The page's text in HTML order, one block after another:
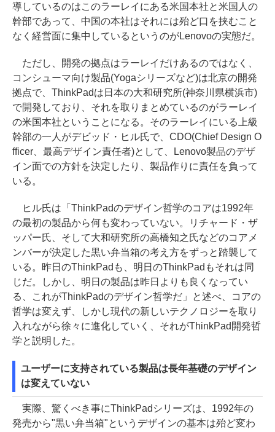
導しているのはこのラーレイにある米国本社と米国人の
幹部であって、中国の本社はそれには殆ど口を挟むこと
なく経営面に集中しているというのがLenovoの実態だ。
ただし、開発の拠点はラーレイだけあるのではなく、
コンシューマ向け製品(Yogaシリーズなど)は北京の開発
拠点で、ThinkPadは日本の大和研究所(神奈川県横浜市)
で開発しており、それを取りまとめているのがラーレイ
の米国本社ということになる。そのラーレイにいる上級
幹部の一人がデビッド・ヒル氏で、CDO(Chief Design O
fficer、最高デザイン責任者)として、Lenovo製品のデザ
イン面での方針を決定したり、製品作りに責任を負って
いる。
ヒル氏は「ThinkPadのデザイン哲学のコアは1992年
の最初の製品から何も変わっていない。リチャード・ザ
ッパー氏、そして大和研究所の高橋知之氏などのコアメ
ンバーが決定した黒い弁当箱の考え方をずっと踏襲して
いる。昨日のThinkPadも、明日のThinkPadもそれは同
じだ。しかし、明日の製品は昨日よりも良くなってい
る、これがThinkPadのデザイン哲学だ」と述べ、コアの
哲学は変えず、しかし現代の新しいテクノロジーを取り
入れながら徐々に進化していく、それがThinkPad開発哲
学と説明した。
ユーザーに支持されている製品は長年基礎のデザイン
は変えていない
実際、驚くべき事にThinkPadシリーズは、1992年の
発売から"黒い弁当箱"というデザインの基本は殆ど変わ